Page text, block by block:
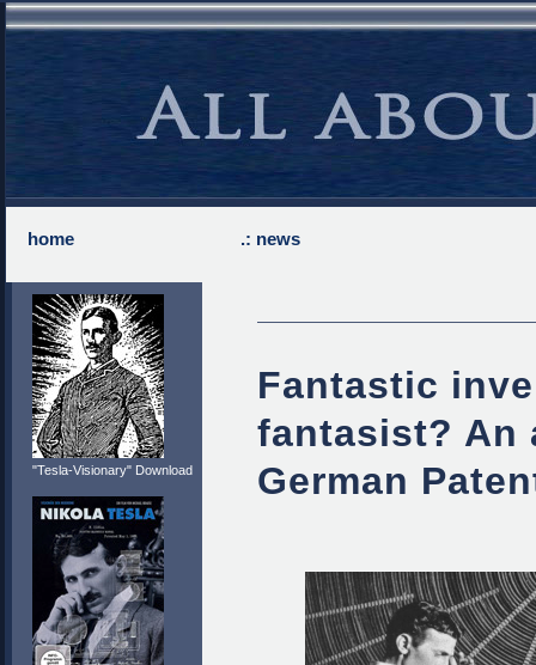
home .: news
"Tesla-Visionary" Download
Fantastic
fantasist? An
German